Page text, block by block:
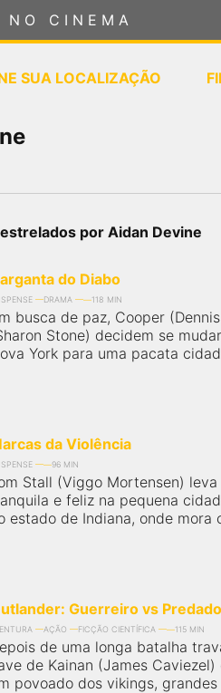
NO CINEMA
SUA LOCALIZAÇÃO
por Aidan Devine
do Diabo
DRAMA 118 MIN
busca de paz, Cooper
Stone) decidem se
York para uma pacata
da Violência
96 MIN
Stall (Viggo Mortensen)
e feliz na pequena
estado de Indiana, onde mora
Guerreiro vs
AÇÃO FICÇÃO CIENTÍFICA 115 MIN
de uma longa batalha
de Kainan (James
povoado dos vikings, grandes